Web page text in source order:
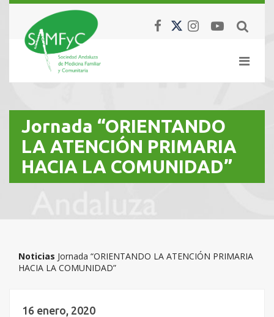
Jornada “ORIENTANDO
LA ATENCIÓN PRIMARIA
HACIA LA COMUNIDAD”
Noticias Jornada “ORIENTANDO LA ATENCIÓN PRIMARIA
HACIA LA COMUNIDAD”
16 enero, 2020